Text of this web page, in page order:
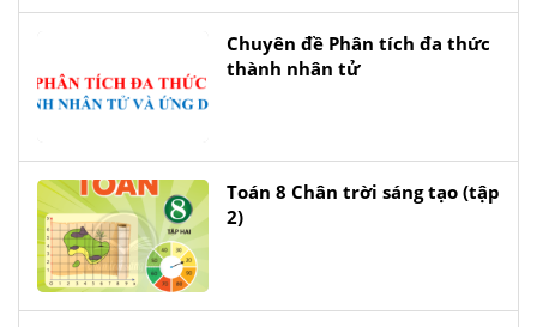
Chuyên đề Phân tích đa thức
thành nhân tử
Toán 8 Chân trời sáng tạo (tập
2)